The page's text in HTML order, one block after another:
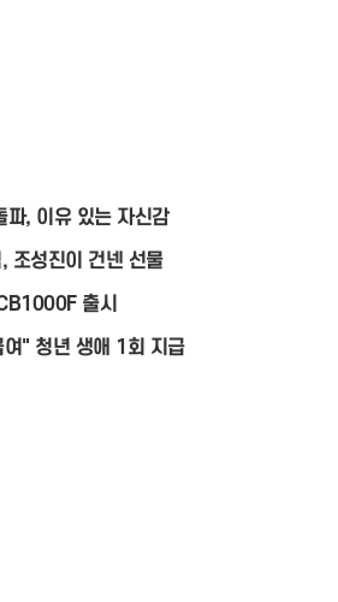
파, 이유 있는 자신감
조성진이 건넨 선물
출시
" 청년 생애 1회 지급